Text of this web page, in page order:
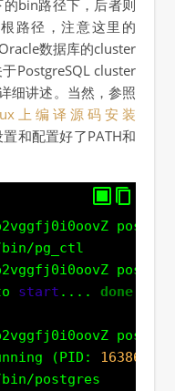
bin路径下，后者则
路径，注意这里的
数据库的cluster
PostgreSQL cluster
细讲述。当然，参照
上编译源码安装
和配置好了PATH和
pg_ctl
start .... done
(PID: 16386
postgres